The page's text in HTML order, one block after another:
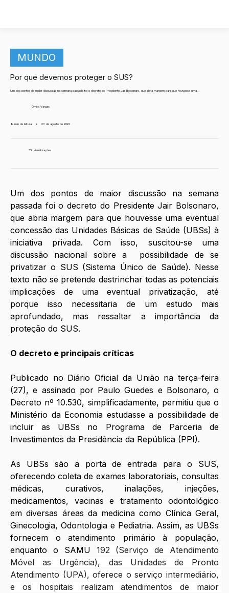
MUNDO
Por que devemos proteger o SUS?
Um dos pontos de maior discussão na semana passada foi o decreto do Presidente Jair Bolsonaro, que abria margem para que houvesse uma...
Ornito Vargas
8 min de leitura • 23 de agosto de 2022
55 visualizações
Um dos pontos de maior discussão na semana
passada foi o decreto do Presidente Jair Bolsonaro,
que abria margem para que houvesse uma eventual
concessão das Unidades Básicas de Saúde (UBSs) à
iniciativa privada. Com isso, suscitou-se uma
discussão nacional sobre a  possibilidade de se
privatizar o SUS (Sistema Único de Saúde). Nesse
texto não se pretende destrinchar todas as potenciais
implicações de uma eventual privatização, até
porque isso necessitaria de um estudo mais
aprofundado, mas ressaltar a importância da
proteção do SUS.
O decreto e principais críticas
Publicado no Diário Oficial da União na terça-feira
(27), e assinado por Paulo Guedes e Bolsonaro, o
Decreto nº 10.530, simplificadamente, permitiu que o
Ministério da Economia estudasse a possibilidade de
incluir as UBSs no Programa de Parceria de
Investimentos da Presidência da República (PPI).
As UBSs são a porta de entrada para o SUS,
oferecendo coleta de exames laboratoriais, consultas
médicas, curativos, inalações, injeções,
medicamentos, vacinas e tratamento odontológico
em diversas áreas da medicina como Clínica Geral,
Ginecologia, Odontologia e Pediatria. Assim, as UBSs
fornecem o atendimento primário à população,
enquanto o SAMU 192 (Serviço de Atendimento
Móvel as Urgência), das Unidades de Pronto
Atendimento (UPA), oferece o serviço intermediário,
e os hospitais realizam atendimentos de maior